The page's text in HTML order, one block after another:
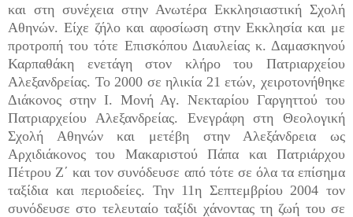
και στη συνέχεια στην Ανωτέρα Εκκλησιαστική Σχολή
Αθηνών. Είχε ζήλο και αφοσίωση στην Εκκλησία και με
προτροπή του τότε Επισκόπου Διαυλείας κ. Δαμασκηνού
Καρπαθάκη ενετάγη στον κλήρο του Πατριαρχείου
Αλεξανδρείας. Το 2000 σε ηλικία 21 ετών, χειροτονήθηκε
Διάκονος στην Ι. Μονή Αγ. Νεκταρίου Γαργηττού του
Πατριαρχείου Αλεξανδρείας. Ενεγράφη στη Θεολογική
Σχολή Αθηνών και μετέβη στην Αλεξάνδρεια ως
Αρχιδιάκονος του Μακαριστού Πάπα και Πατριάρχου
Πέτρου Ζ΄ και τον συνόδευσε από τότε σε όλα τα επίσημα
ταξίδια και περιοδείες. Την 11η Σεπτεμβρίου 2004 τον
συνόδευσε στο τελευταίο ταξίδι χάνοντας τη ζωή του σε